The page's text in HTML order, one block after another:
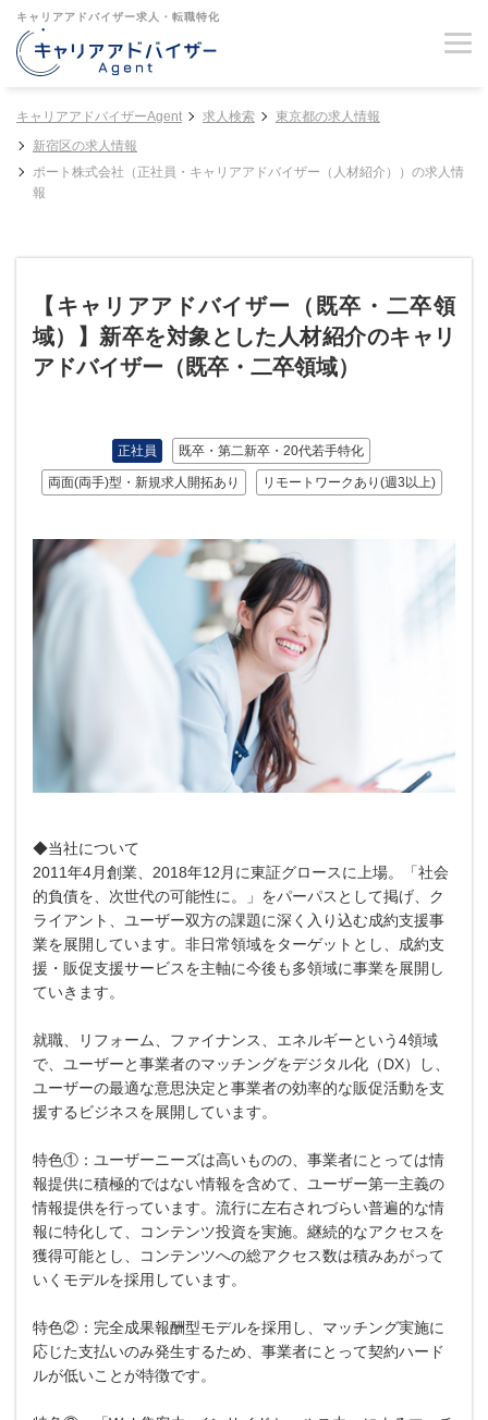
キャリアアドバイザー求人・転職特化
キャリアアドバイザーAgent 求人検索
東京都の求人情報
新宿区の求人情報
ポート株式会社（正社員・キャリアアドバイザー（人材紹介））の求人情
報
【キャリアアドバイザー（既卒・二卒領
域）】新卒を対象とした人材紹介のキャリ
アドバイザー（既卒・二卒領域）
正社員 既卒・第二新卒・20代若手特化
両面(両手)型・新規求人開拓あり リモートワークあり(週3以上)
◆当社について
2011年4月創業、2018年12月に東証グロースに上場。「社会
的負債を、次世代の可能性に。」をパーパスとして掲げ、ク
ライアント、ユーザー双方の課題に深く入り込む成約支援事
業を展開しています。非日常領域をターゲットとし、成約支
援・販促支援サービスを主軸に今後も多領域に事業を展開し
ていきます。
就職、リフォーム、ファイナンス、エネルギーという4領域
で、ユーザーと事業者のマッチングをデジタル化（DX）し、
ユーザーの最適な意思決定と事業者の効率的な販促活動を支
援するビジネスを展開しています。
特色①：ユーザーニーズは高いものの、事業者にとっては情
報提供に積極的ではない情報を含めて、ユーザー第一主義の
情報提供を行っています。流行に左右されづらい普遍的な情
報に特化して、コンテンツ投資を実施。継続的なアクセスを
獲得可能とし、コンテンツへの総アクセス数は積みあがって
いくモデルを採用しています。
特色②：完全成果報酬型モデルを採用し、マッチング実施に
応じた支払いのみ発生するため、事業者にとって契約ハード
ルが低いことが特徴です。